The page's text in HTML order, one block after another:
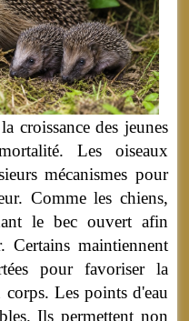
croissance des jeunes
Les oiseaux
mécanismes pour
Comme les chiens,
le bec ouvert afin
Certains maintiennent
pour favoriser la
Les points d'eau
Ils permettent non